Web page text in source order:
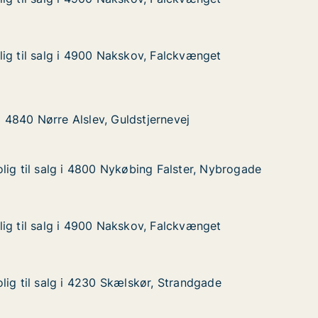
4900 Nakskov, Falckvænget
til salg i 4900 Nakskov, Falckvænget
til salg i 4900 Nakskov, Falckvænget
Alslev, Guldstjernevej
Nørre Alslev, Guldstjernevej
Nørre Alslev, Guldstjernevej
Nybrogade
4800 Nykøbing Falster, Nybrogade
til salg i 4800 Nykøbing Falster, Nybrogade
til salg i 4800 Nykøbing Falster, Nybrogade
4900 Nakskov, Falckvænget
til salg i 4900 Nakskov, Falckvænget
til salg i 4900 Nakskov, Falckvænget
i 4230 Skælskør, Strandgade
til salg i 4230 Skælskør, Strandgade
til salg i 4230 Skælskør, Strandgade